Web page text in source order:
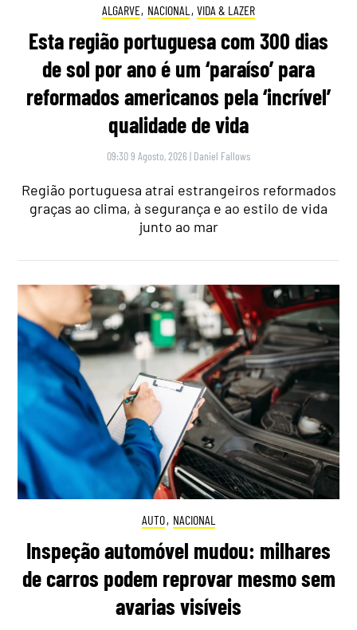
ALGARVE, NACIONAL , VIDA & LAZER
Esta região portuguesa com 300 dias
de sol por ano é um ‘paraíso’ para
reformados americanos pela ‘incrível’
qualidade de vida
09:30 9 Agosto, 2026 | Daniel Fallows
Região portuguesa atrai estrangeiros reformados
graças ao clima, à segurança e ao estilo de vida
junto ao mar
AUTO, NACIONAL
Inspeção automóvel mudou: milhares
de carros podem reprovar mesmo sem
avarias visíveis